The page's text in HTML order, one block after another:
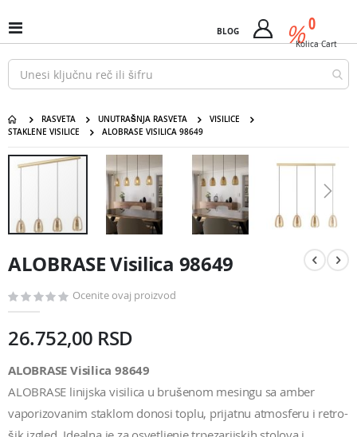
na
sadržaj
Uključi
/
isključi
Nav
BLOG %
Cart 0
Kolica Cart
RASVETA UNUTRAŠNJA RASVETA
VISILICE
STAKLENE VISILICE
ALOBRASE VISILICA 98649
ALOBRASE Visilica 98649
početak
galerije
ALOBRASE Visilica 98649
Ocenite ovaj proizvod
26.752,00 RSD
ALOBRASE Visilica 98649
ALOBRASE linijska visilica u brušenom mesingu sa amber
vaporizovanim staklom donosi toplu, prijatnu atmosferu i retro-